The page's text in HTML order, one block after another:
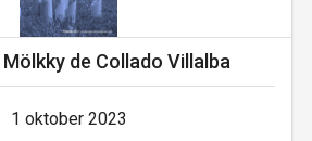
de Collado Villalba
1 oktober 2023